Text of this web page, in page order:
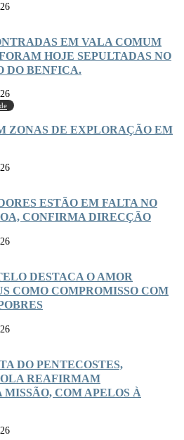
EM VALA COMUM
HOJE SEPULTADAS NO
DO BENFICA.
ZONAS DE EXPLORAÇÃO EM
ESTÃO EM FALTA NO
CONFIRMA DIRECÇÃO
DESTACA O AMOR
COMO COMPROMISSO COM
DO PENTECOSTES,
REAFIRMAM
MISSÃO, COM APELOS À